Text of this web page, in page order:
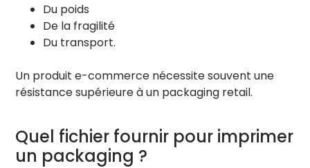
Du poids
De la fragilité
Du transport.
Un produit e-commerce nécessite souvent une
résistance supérieure à un packaging retail.
Quel fichier fournir pour imprimer
un packaging ?